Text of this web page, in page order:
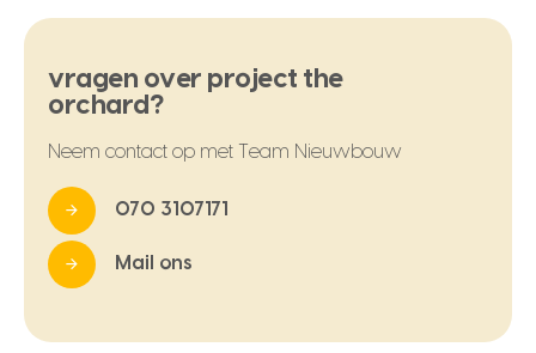
vragen over project the
orchard?
Neem contact op met Team Nieuwbouw
070 3107171
Mail ons